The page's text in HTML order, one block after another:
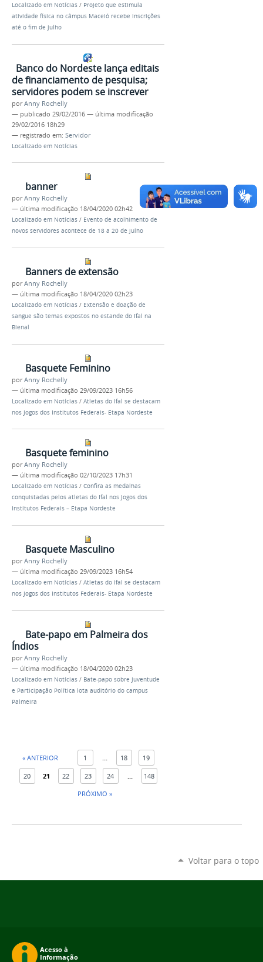
Localizado em Notícias / Projeto que estimula
atividade física no câmpus Maceió recebe inscrições
até o fim de julho
Banco do Nordeste lança editais
de financiamento de pesquisa;
servidores podem se inscrever
porAnny Rochelly
— publicado 29/02/2016 — última modificação
29/02/2016 18h29
— registrado em: Servidor
Localizado em Notícias
banner
porAnny Rochelly
— última modificação 18/04/2020 02h42
Localizado em Notícias / Evento de acolhimento de
novos servidores acontece de 18 a 20 de julho
Banners de extensão
porAnny Rochelly
— última modificação 18/04/2020 02h23
Localizado em Notícias / Extensão e doação de
sangue são temas expostos no estande do Ifal na
Bienal
Basquete Feminino
porAnny Rochelly
— última modificação 29/09/2023 16h56
Localizado em Notícias / Atletas do Ifal se destacam
nos Jogos dos Institutos Federais- Etapa Nordeste
Basquete feminino
porAnny Rochelly
— última modificação 02/10/2023 17h31
Localizado em Notícias / Confira as medalhas
conquistadas pelos atletas do Ifal nos Jogos dos
Institutos Federais – Etapa Nordeste
Basquete Masculino
porAnny Rochelly
— última modificação 29/09/2023 16h54
Localizado em Notícias / Atletas do Ifal se destacam
nos Jogos dos Institutos Federais- Etapa Nordeste
Bate-papo em Palmeira dos
Índios
porAnny Rochelly
— última modificação 18/04/2020 02h23
Localizado em Notícias / Bate-papo sobre Juventude
e Participação Política lota auditório do campus
Palmeira
« ANTERIOR 1 18 19
20 21 22 23 24
148
PRÓXIMO »
Voltar para o topo